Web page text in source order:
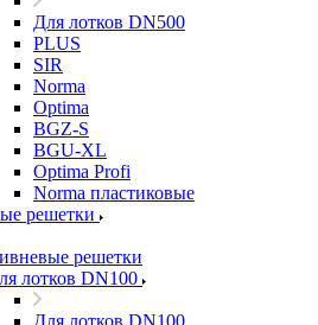
Для лотков DN500
PLUS
SIR
Norma
Optima
BGZ-S
BGU-XL
Optima Profi
Norma пластиковые
решетки
решетки
лотков DN100
Для лотков DN100